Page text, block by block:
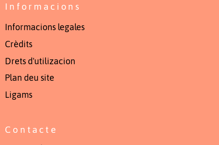
Informacions
Informacions legales
Crèdits
Drets d'utilizacion
Plan deu site
Ligams
Contacte